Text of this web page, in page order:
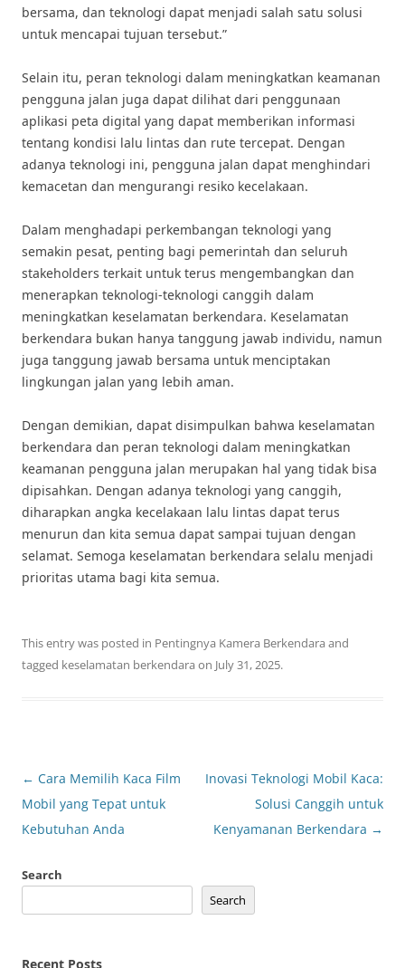
bersama, dan teknologi dapat menjadi salah satu solusi
untuk mencapai tujuan tersebut.”
Selain itu, peran teknologi dalam meningkatkan keamanan
pengguna jalan juga dapat dilihat dari penggunaan
aplikasi peta digital yang dapat memberikan informasi
tentang kondisi lalu lintas dan rute tercepat. Dengan
adanya teknologi ini, pengguna jalan dapat menghindari
kemacetan dan mengurangi resiko kecelakaan.
Dalam menghadapi perkembangan teknologi yang
semakin pesat, penting bagi pemerintah dan seluruh
stakeholders terkait untuk terus mengembangkan dan
menerapkan teknologi-teknologi canggih dalam
meningkatkan keselamatan berkendara. Keselamatan
berkendara bukan hanya tanggung jawab individu, namun
juga tanggung jawab bersama untuk menciptakan
lingkungan jalan yang lebih aman.
Dengan demikian, dapat disimpulkan bahwa keselamatan
berkendara dan peran teknologi dalam meningkatkan
keamanan pengguna jalan merupakan hal yang tidak bisa
dipisahkan. Dengan adanya teknologi yang canggih,
diharapkan angka kecelakaan lalu lintas dapat terus
menurun dan kita semua dapat sampai tujuan dengan
selamat. Semoga keselamatan berkendara selalu menjadi
prioritas utama bagi kita semua.
This entry was posted in Pentingnya Kamera Berkendara and
tagged keselamatan berkendara on July 31, 2025.
Post
navigation
← Cara Memilih Kaca Film
Mobil yang Tepat untuk
Kebutuhan Anda
Inovasi Teknologi Mobil Kaca:
Solusi Canggih untuk
Kenyamanan Berkendara →
Search
Search
Recent Posts